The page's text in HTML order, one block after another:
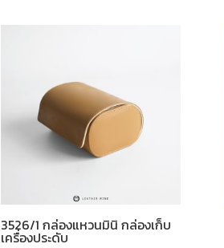
3526/1 กล่องแหวนมินิ กล่องเก็บ
เครื่องประดับ